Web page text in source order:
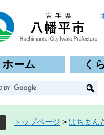
ホーム く
トップページ > はちまん